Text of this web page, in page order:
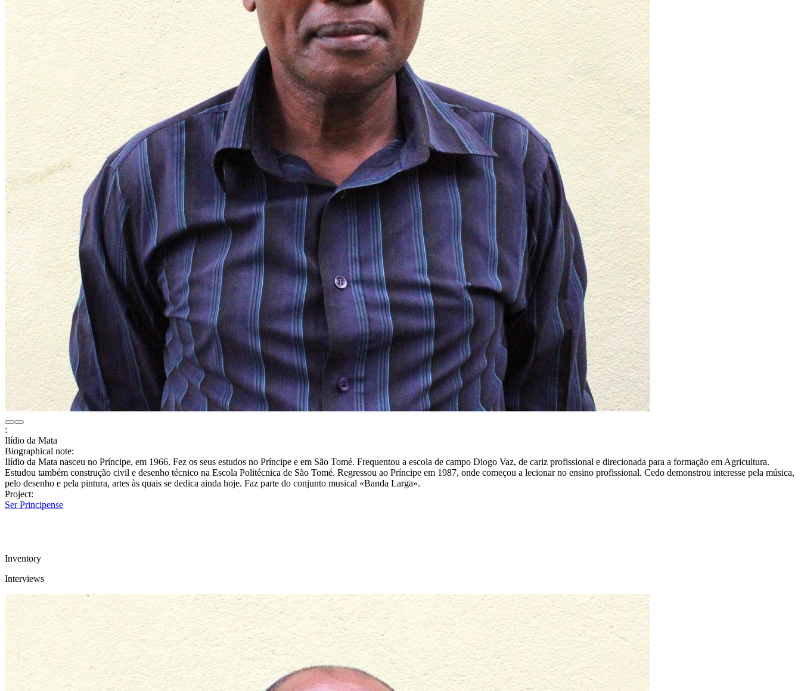
:
Ilídio da Mata
Biographical note:
Ilídio da Mata nasceu no Príncipe, em 1966. Fez os seus estudos no Príncipe e em São Tomé. Frequentou a escola de campo Diogo Vaz, de cariz profissional e direcionada para a formação em Agricultura.
Estudou também construção civil e desenho técnico na Escola Politécnica de São Tomé. Regressou ao Príncipe em 1987, onde começou a lecionar no ensino profissional. Cedo demonstrou interesse pela música,
pelo desenho e pela pintura, artes às quais se dedica ainda hoje. Faz parte do conjunto musical «Banda Larga».
Project:
Ser Principense
Inventory
Interviews